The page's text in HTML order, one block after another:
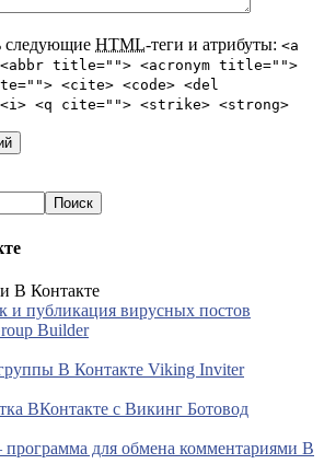
следующие HTML-теги и атрибуты: <a
title=""> <acronym title="">
<cite> <code> <del
<i> <q cite=""> <strike> <strong>
и публикация вирусных постов
Builder
В Контакте Viking Inviter
ВКонтакте с Викинг Ботовод
для обмена комментариями В